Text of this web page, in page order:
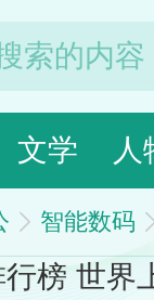
文学 人
智能数码
榜 世界